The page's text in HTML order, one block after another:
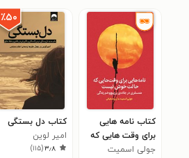
کتاب نامه هایی
برای وقت هایی که
حالت خوش نیست
جولی اسمیت
٪۵۰
کتاب دل بستگی
امیر لوین
۳٫۸(۱۱۵)